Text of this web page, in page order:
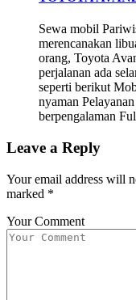
Sewa mobil
merencanakan
orang, Toyota
perjalanan ada
seperti berikut
nyaman
berpengalaman
Leave a Reply
Your email address will
marked *
Your Comment